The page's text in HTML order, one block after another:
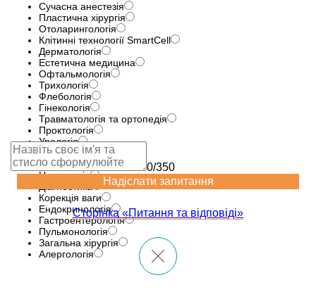
Сучасна анестезія
Пластична хірургія
Отоларингологія
Клітинні технології SmartCell
Дерматологія
Естетична медицина
Офтальмологія
Трихологія
Флебологія
Гінекологія
Травматологія та ортопедія
Проктологія
Урологія
Еферентна терапія
Лазернi технологіï
Неврологія
Діагностика
Корекція ваги
Ендокринологія
Гастроентерологія
Пульмонологія
Загальна хірургія
Алергологія
0/350
Надіслати запитання
Сторінка «Питання та відповіді»